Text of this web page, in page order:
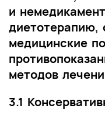
и
диетотерапию,
медицинские
методов
3.1